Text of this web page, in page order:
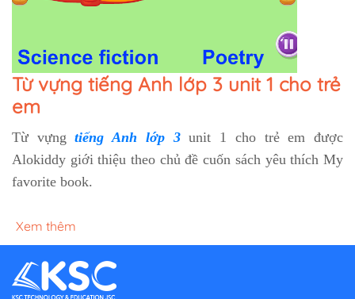
Từ vựng tiếng Anh lớp 3 unit 1 cho trẻ
em
Từ vựngtiếng Anh lớp 3unit 1 cho trẻ em được
Alokiddy giới thiệu theo chủ đề cuốn sách yêu thích My
favorite book.
Xem thêm